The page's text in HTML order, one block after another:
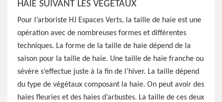
HAIE SUIVANT LES VÉGÉTAUX
Pour l’arboriste HJ Espaces Verts, la taille de haie est une
opération avec de nombreuses formes et différentes
techniques. La forme de la taille de haie dépend de la
saison pour la taille de haie. Une taille de haie franche ou
sévère s’effectue juste à la fin de l’hiver. La taille dépend
du type de végétaux composant la haie. On peut avoir des
haies fleuries et des haies d’arbustes. La taille de ces deux